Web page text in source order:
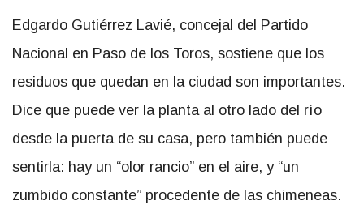
Edgardo Gutiérrez Lavié, concejal del Partido
Nacional en Paso de los Toros, sostiene que los
residuos que quedan en la ciudad son importantes.
Dice que puede ver la planta al otro lado del río
desde la puerta de su casa, pero también puede
sentirla: hay un “olor rancio” en el aire, y “un
zumbido constante” procedente de las chimeneas.